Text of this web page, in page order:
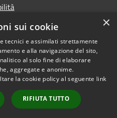
Copyright © 2026 • Comune di
Albiate • Powered by
Municipium•
Accesso
redazione
×
sui cookie
tecnici e assimilati strettamente
e alla navigazione del sito,
al solo fine di elaborare
aggregate e anonime.
la cookie policy al seguente link
RIFIUTA TUTTO